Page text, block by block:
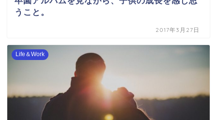
うこと。
2017年3月27日
Life＆Work